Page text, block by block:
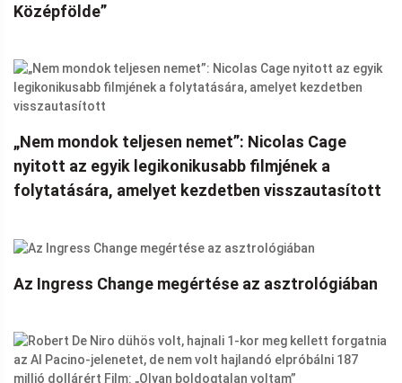
Középfölde”
„Nem mondok teljesen nemet”: Nicolas Cage
nyitott az egyik legikonikusabb filmjének a
folytatására, amelyet kezdetben visszautasított
Az Ingress Change megértése az asztrológiában